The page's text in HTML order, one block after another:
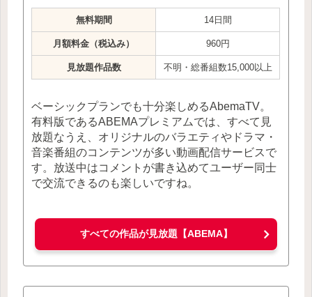
無料期間 14日間
月額料金（税込み） 960円
見放題作品数 不明・総番組数15,000以上
ベーシックプランでも十分楽しめるAbemaTV。
有料版であるABEMAプレミアムでは、すべて見
放題なうえ、オリジナルのバラエティやドラマ・
音楽番組のコンテンツが多い動画配信サービスで
す。放送中はコメントが書き込めてユーザー同士
で交流できるのも楽しいですね。
すべての作品が見放題【ABEMA】